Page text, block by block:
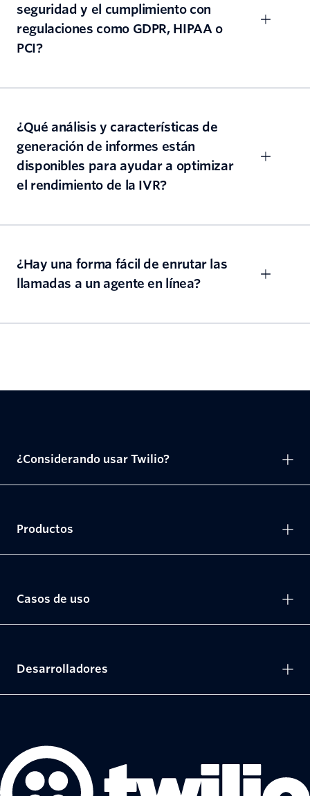
seguridad y el cumplimiento con
regulaciones como GDPR, HIPAA o
PCI?
¿Qué análisis y características de
generación de informes están
disponibles para ayudar a optimizar
el rendimiento de la IVR?
¿Hay una forma fácil de enrutar las
llamadas a un agente en línea?
¿Considerando usar Twilio?
Productos
Casos de uso
Desarrolladores